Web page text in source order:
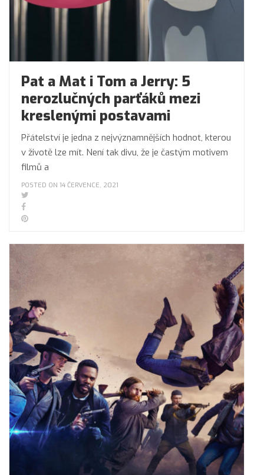
Pat a Mat i Tom a Jerry: 5
nerozlučných parťáků mezi
kreslenými postavami
Přátelství je jedna z nejvýznamnějších hodnot, kterou
v životě lze mít. Není tak divu, že je častým motivem
filmů a
POSTED ON 14 ČERVENCE, 2021